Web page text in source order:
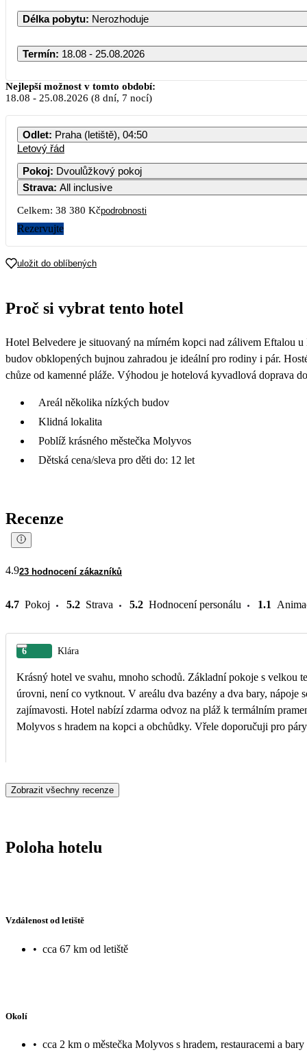
Délka pobytu: Nerozhoduje
Termín: 18.08 - 25.08.2026
Nejlepší možnost v tomto období:
18.08 - 25.08.2026 (8 dní, 7 nocí)
Odlet: Praha (letiště), 04:50
Letový řád
Pokoj: Dvoulůžkový pokoj
Strava: All inclusive
Celkem: 38 380 Kčpodrobnosti
Rezervujte
uložit do oblíbených
Proč si vybrat tento hotel
Hotel Belvedere je situovaný na mírném kopci nad zálivem Eftalou
budov obklopených bujnou zahradou je ideální pro rodiny i pár.
chůze od kamenné pláže. Výhodou je hotelová kyvadlová doprava
Areál několika nízkých budov
Klidná lokalita
Poblíž krásného městečka Molyvos
Dětská cena/sleva pro děti do: 12 let
Recenze
4.923 hodnocení zákazníků
4.7 Pokoj 5.2 Strava 5.2 Hodnocení personálu 1.1
6 Klára
Krásný hotel ve svahu, mnoho schodů. Základní pokoje s velkou
úrovni, není co vytknout. V areálu dva bazény a dva bary, nápoje
zajímavosti. Hotel nabízí zdarma odvoz na pláž k termálním
Molyvos s hradem na kopci a obchůdky. Vřele doporučuji pro
Zobrazit všechny recenze
Poloha hotelu
Vzdálenost od letiště
• cca 67 km od letiště
Okolí
• cca 2 km o městečka Molyvos s hradem, restauracemi a bary